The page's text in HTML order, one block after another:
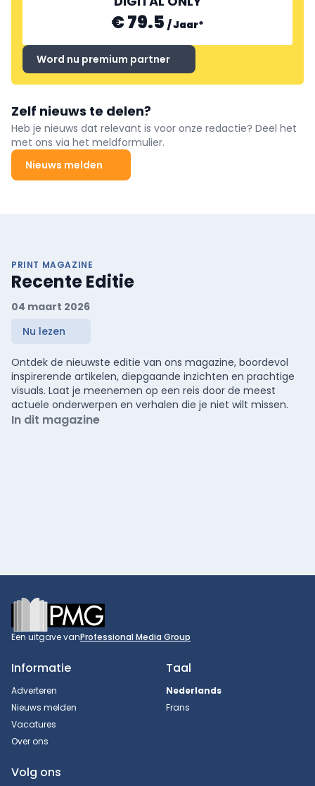
€ 79.5 /Jaar*
Word nu premium partner
Zelf nieuws te delen?
Heb je nieuws dat relevant is voor onze redactie? Deel het
met ons via het meldformulier.
Nieuws melden
PRINT MAGAZINE
Recente Editie
04 maart 2026
Nu lezen
Ontdek de nieuwste editie van ons magazine, boordevol
inspirerende artikelen, diepgaande inzichten en prachtige
visuals. Laat je meenemen op een reis door de meest
actuele onderwerpen en verhalen die je niet wilt missen.
In dit magazine
Footer
Een uitgave vanProfessional Media Group
Informatie
Adverteren
Nieuws melden
Vacatures
Over ons
Taal
Nederlands
Frans
Volg ons